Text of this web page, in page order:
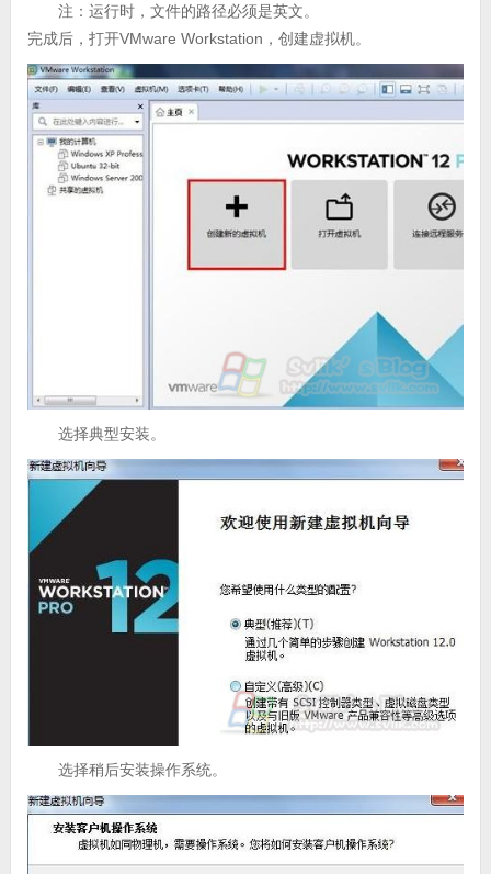
注：运行时，文件的路径必须是英文。
完成后，打开VMware Workstation，创建虚拟机。
选择典型安装。
选择稍后安装操作系统。